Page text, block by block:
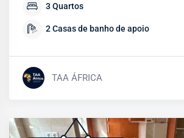
3Quartos
2Casas de banho de apoio
TAA ÁFRICA